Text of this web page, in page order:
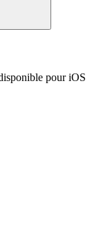
pour iOS